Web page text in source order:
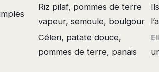
Riz pilaf, pommes de terre
vapeur, semoule, boulgour
Céleri, patate douce,
pommes de terre, panais